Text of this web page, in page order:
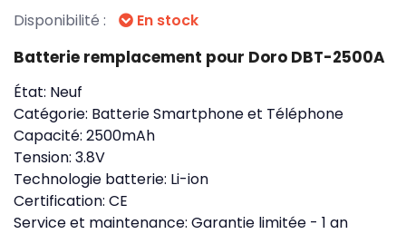
Disponibilité : En stock
Batterie remplacement pour Doro DBT-2500A
État: Neuf
Catégorie: Batterie Smartphone et Téléphone
Capacité: 2500mAh
Tension: 3.8V
Technologie batterie: Li-ion
Certification: CE
Service et maintenance: Garantie limitée - 1 an